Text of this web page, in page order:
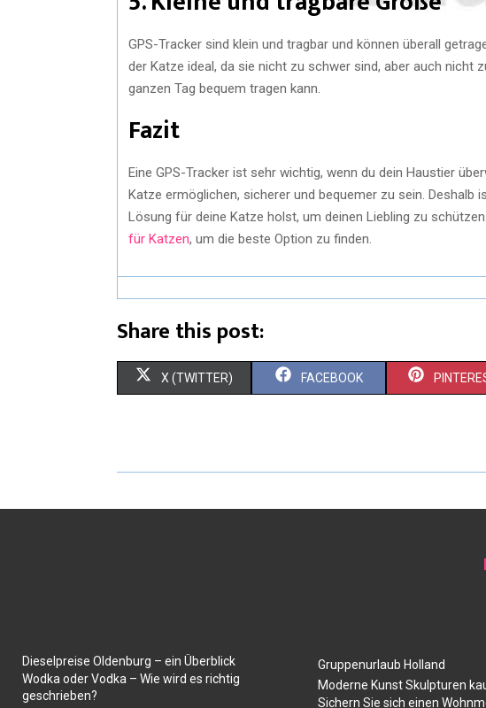
GPS-Tracker sind klein und tragbar und können überall
der Katze ideal, da sie nicht zu schwer sind, aber auch nicht
ganzen Tag bequem tragen kann.
Fazit
Eine GPS-Tracker ist sehr wichtig, wenn du dein Haustier
Katze ermöglichen, sicherer und bequemer zu sein. Deshalb
Lösung für deine Katze holst, um deinen Liebling zu
für Katzen, um die beste Option zu finden.
Share this post:
X (TWITTER) FACEBOOK
Dieselpreise Oldenburg – ein Überblick
Wodka oder Vodka – Wie wird es richtig
geschrieben?
Gruppenurlaub Holland
Moderne Kunst Skulpturen
Sichern Sie sich einen